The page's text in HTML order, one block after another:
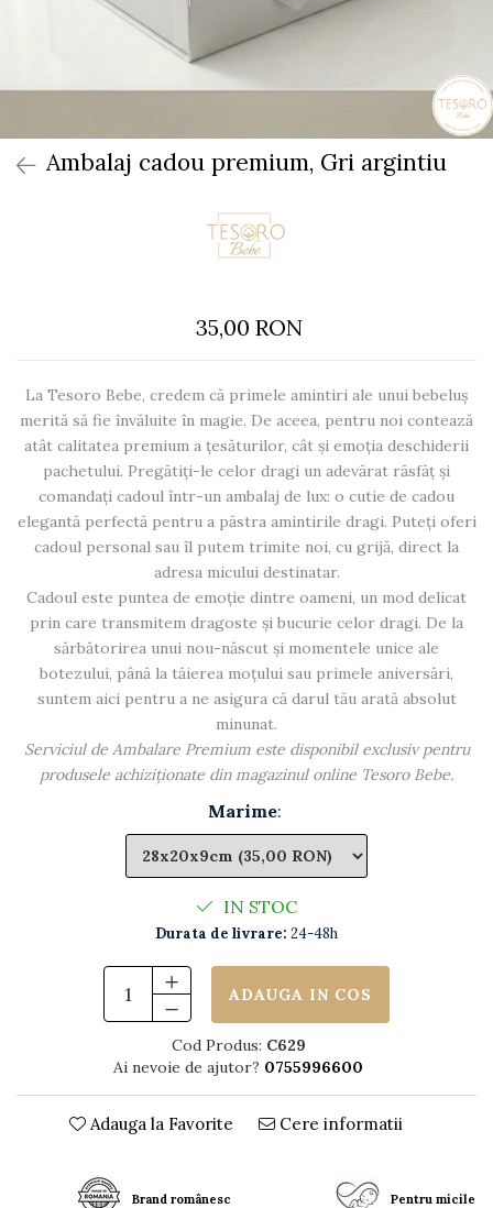
Ambalaj cadou premium, Gri argintiu
35,00 RON
La Tesoro Bebe, credem că primele amintiri ale unui bebeluș
merită să fie învăluite în magie. De aceea, pentru noi contează
atât calitatea premium a țesăturilor, cât și emoția deschiderii
pachetului. Pregătiți-le celor dragi un adevărat răsfăț și
comandați cadoul într-un ambalaj de lux: o cutie de cadou
elegantă perfectă pentru a păstra amintirile dragi. Puteți oferi
cadoul personal sau îl putem trimite noi, cu grijă, direct la
adresa micului destinatar.
Cadoul este puntea de emoție dintre oameni, un mod delicat
prin care transmitem dragoste și bucurie celor dragi. De la
sărbătorirea unui nou-născut și momentele unice ale
botezului, până la tăierea moțului sau primele aniversări,
suntem aici pentru a ne asigura că darul tău arată absolut
minunat.
Serviciul de Ambalare Premium este disponibil exclusiv pentru
produsele achiziționate din magazinul online Tesoro Bebe.
Marime:
IN STOC
Durata de livrare: 24-48h
ADAUGA IN COS
Cod Produs: C629
Ai nevoie de ajutor? 0755996600
Adauga la Favorite Cere informatii
Brand românesc Pentru micile